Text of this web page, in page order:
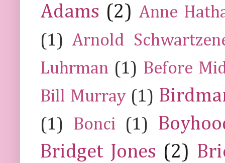
Adams (2) Anne
(1) Arnold
Luhrman (1) Before
Bill Murray (1)
(1) Bonci (1)
Bridget Jones (2)